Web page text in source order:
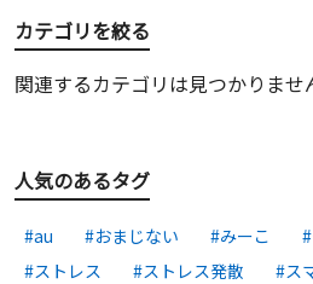
カテゴリを絞る
関連するカテゴリは見つかりませ
人気のあるタグ
au おまじない みーこ
ストレス
ストレス発散 ス